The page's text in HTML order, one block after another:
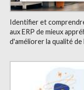
Identifier et
aux ERP de mieux
d'améliorer la qualité de